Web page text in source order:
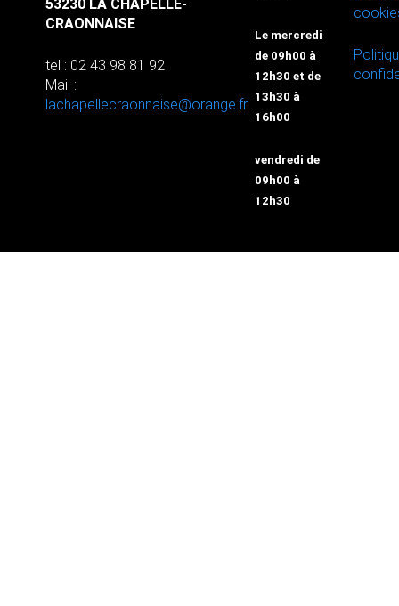
53230 LA CHAPELLE-
CRAONNAISE
tel : 02 43 98 81 92
Mail :
lachapellecraonnaise@orange.fr
Le mercredi
de 09h00 à
12h30 et de
13h30 à
16h00
vendredi de
09h00 à
12h30